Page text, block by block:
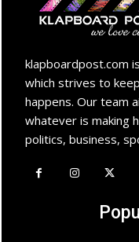
klapboardpost.com
which strives to
happens. Our team
whatever is making
politics, business,